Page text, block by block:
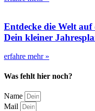
Entdecke die Welt auf
Dein kleiner
erfahre mehr »
Was fehlt hier noch?
Name
Mail